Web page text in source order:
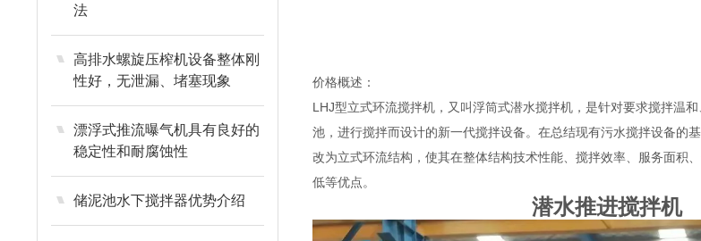
法
高排水螺旋压榨机设备整体刚
性好，无泄漏、堵塞现象
漂浮式推流曝气机具有良好的
稳定性和耐腐蚀性
储泥池水下搅拌器优势介绍
价格概述：
LHJ型立式环流搅拌机，又叫浮筒式潜水搅拌机，是针对要求搅拌温
池，进行搅拌而设计的新一代搅拌设备。在总结现有污水搅拌设备的
改为立式环流结构，使其在整体结构技术性能、搅拌效率、服务面积
低等优点。
潜水推进搅拌机